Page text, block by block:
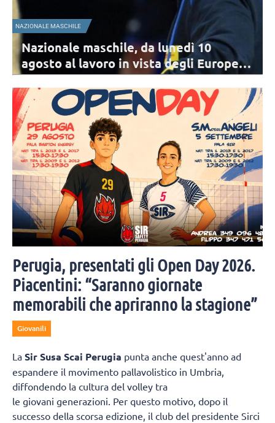
NAZIONALE MASCHILE
Nazionale maschile, da lunedì 10
agosto al lavoro in vista degli Europei: i
convocati
avvicinamento agli Europei. I 17 convocati di De Giorgi per il primo
raduno.
Perugia, presentati gli Open Day 2026.
Piacentini: “Saranno giornate
memorabili che apriranno la stagione”
Giovanili
La Sir Susa Scai Perugia punta anche quest'anno ad
espandere il movimento pallavolistico in Umbria,
diffondendo la cultura del volley tra
le giovani generazioni. Per questo motivo, dopo il
successo della scorsa edizione, il club del presidente Sirci